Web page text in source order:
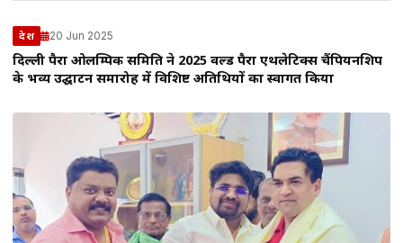
देश 20 Jun 2025
दिल्ली पैरा ओलम्पिक समिति ने 2025 वर्ल्ड पैरा एथलेटिक्स चैंपियनशिप
के भव्य उद्घाटन समारोह में विशिष्ट अतिथियों का स्वागत किया